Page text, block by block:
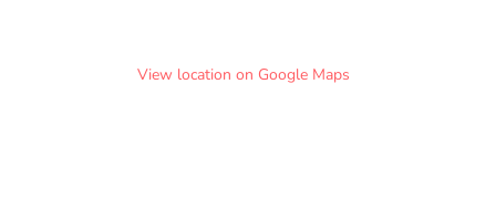
View location on Google Maps